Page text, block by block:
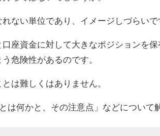
ない単位であり、イメージしづらいで
座資金に対して大きなポジションを
危険性があるのです。
は難しくはありません。
は何かと、その注意点」などについて